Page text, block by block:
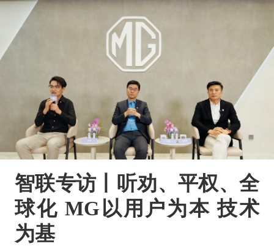
智联专访丨听劝、平权、全
球化 MG以用户为本 技术
为基